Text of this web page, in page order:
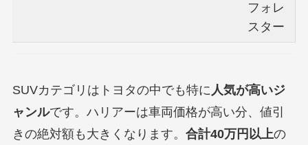
フォレ
スター
SUVカテゴリはトヨタの中でも特に 人気が高いジ
ャンルです。ハリアーは車両価格が高い分、値引
きの絶対額も大きくなります。 合計40万円以上の